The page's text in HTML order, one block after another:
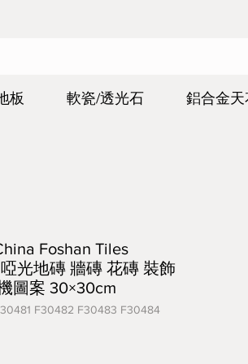
板 軟瓷/透光石 鋁合金天
Foshan Tiles
光地磚 牆磚 花磚 裝飾
圖案 30×30cm
F30482 F30483 F30484